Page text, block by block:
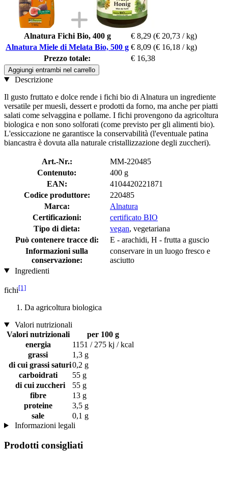
Alnatura Fichi Bio, 400 g € 8,29 (€ 20,73 / kg)
Alnatura Miele di Melata Bio, 500 g € 8,09 (€ 16,18 / kg)
Prezzo totale:
€ 16,38
Aggiungi entrambi nel carrello
Descrizione
Il gusto fruttato e dolce rende i fichi bio di Alnatura un ingrediente
versatile per muesli, dessert e prodotti da forno, ma anche per piatti
salati come selvaggina e pollame. I fichi provengono da agricoltura
biologica e non sono solforati (come previsto per gli alimenti bio).
L'essiccazione ne garantisce la conservabilità (l'eventuale patina
biancastra è dovuta alla naturale cristallizzazione degli zuccheri).
Art.-Nr.:
MM-220485
Contenuto:
400 g
EAN:
4104420221871
Codice produttore:
220485
Marca:
Alnatura
Certificazioni:
certificato BIO
Tipo di dieta:
vegan, vegetariana
Può contenere tracce di:
E - arachidi, H - frutta a guscio
Informazioni sulla
conservazione:
conservare in un luogo fresco e
asciutto
Ingredienti
fichi[1]
Da agricoltura biologica
Valori nutrizionali
Valori nutrizionali
per 100 g
energia
1151 / 275 kj / kcal
grassi
1,3 g
di cui grassi saturi0,2 g
carboidrati
55 g
di cui zuccheri
55 g
fibre
13 g
proteine
3,5 g
sale
0,1 g
Informazioni legali
Prodotti consigliati